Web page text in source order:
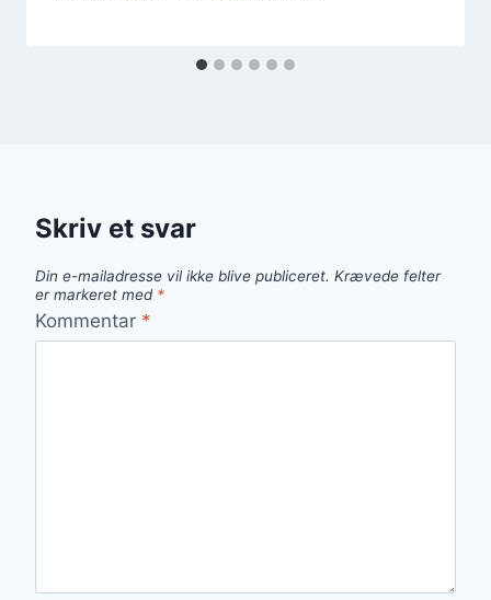
Skriv et svar
Din e-mailadresse vil ikke blive publiceret. Krævede felter
er markeret med *
Kommentar *